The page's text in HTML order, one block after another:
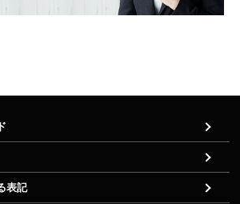
表記